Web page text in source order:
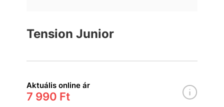
Tension Junior
Aktuális online ár
7 990 Ft